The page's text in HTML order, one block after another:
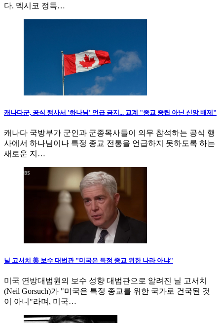
다. 멕시코 정득…
캐나다군, 공식 행사서 '하나님' 언급 금지... 교계 "종교 중립 아닌 신앙 배제"
캐나다 국방부가 군인과 군종목사들이 의무 참석하는 공식 행
사에서 하나님이나 특정 종교 전통을 언급하지 못하도록 하는
새로운 지…
닐 고서치 美 보수 대법관 "미국은 특정 종교 위한 나라 아냐"
미국 연방대법원의 보수 성향 대법관으로 알려진 닐 고서치
(Neil Gorsuch)가 "미국은 특정 종교를 위한 국가로 건국된 것
이 아니"라며, 미국…